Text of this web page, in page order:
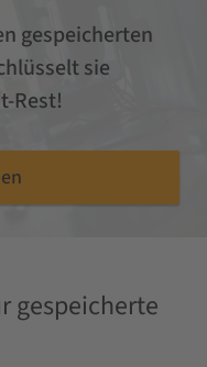
gespeicherten
sie
Rest!
gespeicherte